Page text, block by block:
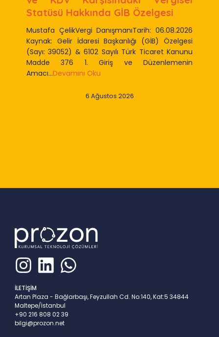
GİB Özelgesi
06.08.2026
(GİB) Özelgesi
Türk Ticaret Kanunu
ve Düzenlemenin
Bedelleri Açıklandı
Mustafa ÇelikVergi
Kaynak: 06.08.2026 Tarihli ve
Gazete (Emlak Vergisi
Seri No: 90) 1. Giriş ve
İLETİŞİM
Artan Plaza - Bağlarbaşı, Feyzullah Cd. No:140, Kat:5 34844
Maltepe/İstanbul
+90 216 808 02 39
bilgi@prozon.net